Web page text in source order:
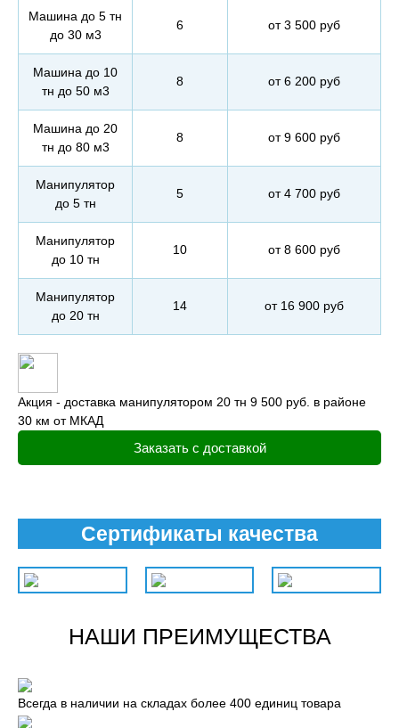
Машина до 5 тн
до 30 м3
6 от 3 500 руб
Машина до 10
тн до 50 м3
8 от 6 200 руб
Машина до 20
тн до 80 м3
8 от 9 600 руб
Манипулятор
до 5 тн
5 от 4 700 руб
Манипулятор
до 10 тн
10 от 8 600 руб
Манипулятор
до 20 тн
14 от 16 900 руб
Акция - доставка манипулятором 20 тн 9 500 руб. в районе
30 км от МКАД
Заказать с доставкой
Сертификаты качества
НАШИ ПРЕИМУЩЕСТВА
Всегда в наличии на складах более 400 единиц товара